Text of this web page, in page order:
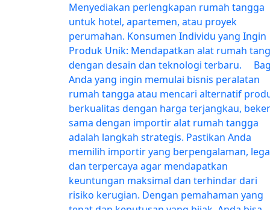
Menyediakan perlengkapan rumah tangga
untuk hotel, apartemen, atau proyek
perumahan. Konsumen Individu yang Ingin
Produk Unik: Mendapatkan alat rumah
dengan desain dan teknologi terbaru.
Anda yang ingin memulai bisnis peralatan
rumah tangga atau mencari alternatif
berkualitas dengan harga terjangkau,
sama dengan importir alat rumah tangga
adalah langkah strategis. Pastikan Anda
memilih importir yang berpengalaman,
dan terpercaya agar mendapatkan
keuntungan maksimal dan terhindar dari
risiko kerugian. Dengan pemahaman yang